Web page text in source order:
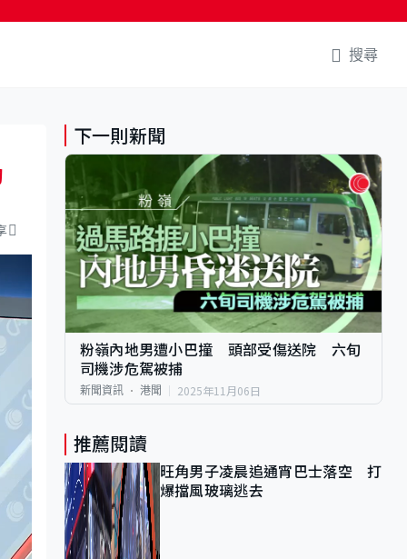
搜尋
下一則新聞
粉嶺內地男遭小巴撞 頭部受傷送院 六旬
司機涉危駕被捕
新聞資訊 港聞 2025年11月06日
推薦閱讀
旺角男子凌晨追通宵巴士落空 打
爆擋風玻璃逃去